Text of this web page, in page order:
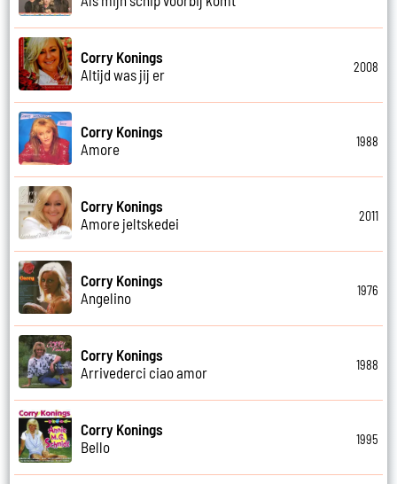
Corry Konings
Altijd was jij er
2008
Corry Konings
Amore
1988
Corry Konings
Amore jeltskedei
2011
Corry Konings
Angelino
1976
Corry Konings
Arrivederci ciao amor
1988
Corry Konings
Bello
1995